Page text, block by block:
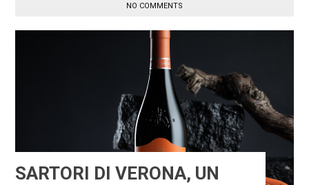
NO COMMENTS
SARTORI DI VERONA, UN